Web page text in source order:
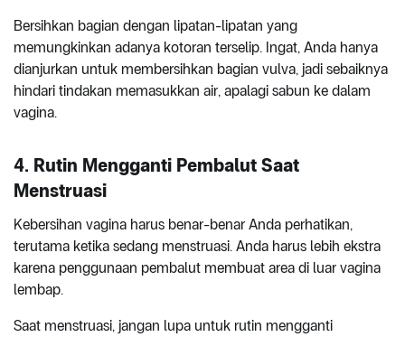
Bersihkan bagian dengan lipatan-lipatan yang
memungkinkan adanya kotoran terselip. Ingat, Anda hanya
dianjurkan untuk membersihkan bagian vulva, jadi sebaiknya
hindari tindakan memasukkan air, apalagi sabun ke dalam
vagina.
4. Rutin Mengganti Pembalut Saat
Menstruasi
Kebersihan vagina harus benar-benar Anda perhatikan,
terutama ketika sedang menstruasi. Anda harus lebih ekstra
karena penggunaan pembalut membuat area di luar vagina
lembap.
Saat menstruasi, jangan lupa untuk rutin mengganti